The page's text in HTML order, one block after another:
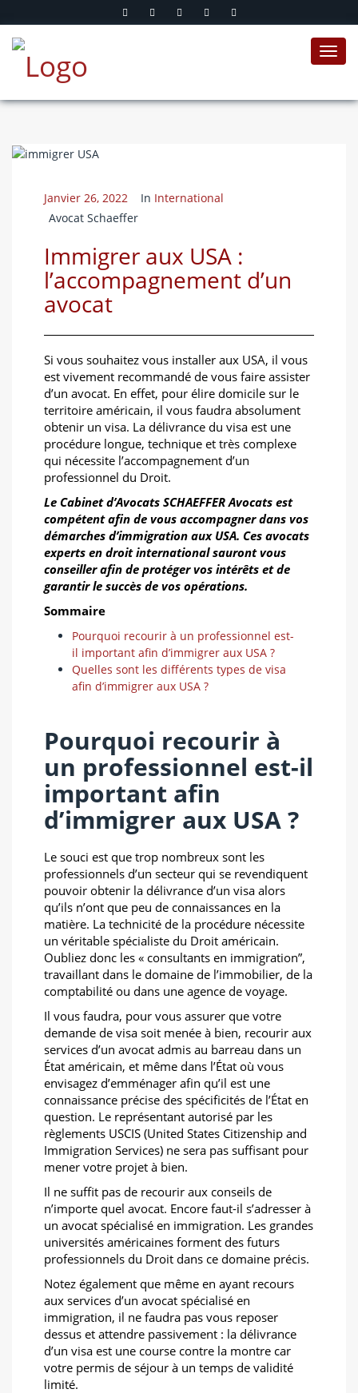
Janvier 26, 2022 In International
Avocat Schaeffer
Immigrer aux USA :
l’accompagnement d’un
avocat
Si vous souhaitez vous installer aux USA, il vous
est vivement recommandé de vous faire assister
d’un avocat. En effet, pour élire domicile sur le
territoire américain, il vous faudra absolument
obtenir un visa. La délivrance du visa est une
procédure longue, technique et très complexe
qui nécessite l’accompagnement d’un
professionnel du Droit.
Le Cabinet d’Avocats SCHAEFFER Avocats est
compétent afin de vous accompagner dans vos
démarches d’immigration aux USA. Ces avocats
experts en droit international sauront vous
conseiller afin de protéger vos intérêts et de
garantir le succès de vos opérations.
Sommaire
Pourquoi recourir à un professionnel est-
il important afin d’immigrer aux USA ?
Quelles sont les différents types de visa
afin d’immigrer aux USA ?
Pourquoi recourir à
un professionnel est-il
important afin
d’immigrer aux USA ?
Le souci est que trop nombreux sont les
professionnels d’un secteur qui se revendiquent
pouvoir obtenir la délivrance d’un visa alors
qu’ils n’ont que peu de connaissances en la
matière. La technicité de la procédure nécessite
un véritable spécialiste du Droit américain.
Oubliez donc les « consultants en immigration”,
travaillant dans le domaine de l’immobilier, de la
comptabilité ou dans une agence de voyage.
Il vous faudra, pour vous assurer que votre
demande de visa soit menée à bien, recourir aux
services d’un avocat admis au barreau dans un
État américain, et même dans l’État où vous
envisagez d’emménager afin qu’il est une
connaissance précise des spécificités de l’État en
question. Le représentant autorisé par les
règlements USCIS (United States Citizenship and
Immigration Services) ne sera pas suffisant pour
mener votre projet à bien.
Il ne suffit pas de recourir aux conseils de
n’importe quel avocat. Encore faut-il s’adresser à
un avocat spécialisé en immigration. Les grandes
universités américaines forment des futurs
professionnels du Droit dans ce domaine précis.
Notez également que même en ayant recours
aux services d’un avocat spécialisé en
immigration, il ne faudra pas vous reposer
dessus et attendre passivement : la délivrance
d’un visa est une course contre la montre car
votre permis de séjour à un temps de validité
limité.